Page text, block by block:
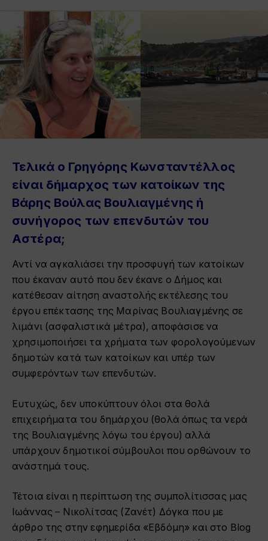
Τελικά ο Γρηγόρης Κωνσταντέλλος
είναι δήμαρχος των κατοίκων της
Βάρης Βούλας Βουλιαγμένης ή
συνήγορος των επενδυτών του
Αστέρα;
Αντί να αγκαλιάσει την προσφυγή των κατοίκων
που έκαναν αυτό που δεν έκανε ο Δήμος και
κατέθεσαν αίτηση αναστολής εκτέλεσης του
έργου επέκτασης της Μαρίνας Βουλιαγμένης σε
λιμάνι (ασφαλιστικά μέτρα), αποφάσισε να
χρησιμοποιήσει τα χρήματα των φορολογούμενων
δημοτών κατά των κατοίκων και υπέρ των
συμφερόντων των επενδυτών.
Ευτυχώς, δεν υποκύπτουν όλοι στα θολά
επιχειρήματα του δημάρχου (θολά όπως τα νερά
της Βουλιαγμένης λόγω του έργου) αλλά
υπάρχουν δημοτικοί σύμβουλοι που ορθώνουν το
ανάστημά τους.
Τέτοια είναι η περίπτωση της συμπολίτισσας μας
Ιωάννας – Νικολίτσας (Ζανέτ) Δόγκα που με
άρθρο της στην εφημερίδα «Εβδόμη» και στο Blog